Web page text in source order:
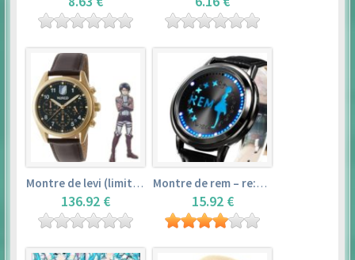
Montre de levi (limited edition) – shingeki no kyojin
136.92 €
Montre de rem – re:zero kara hajimeru isekai seikatsu
15.92 €